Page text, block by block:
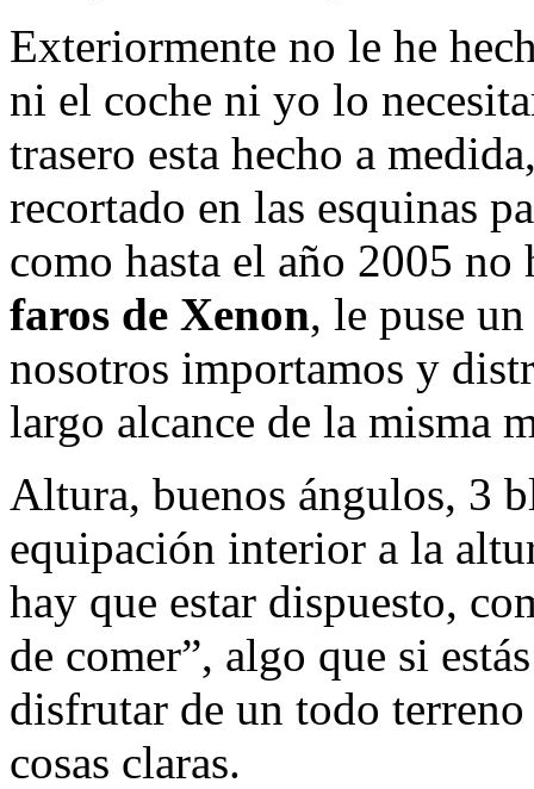
Exteriormente no le he
ni el coche ni yo lo
trasero esta hecho a
recortado en las esquinas
como hasta el año 2005
faros de Xenon, le puse
nosotros importamos y
largo alcance de la misma
Altura, buenos ángulos, 3
equipación interior a la
hay que estar dispuesto,
de comer”, algo que si
disfrutar de un todo
cosas claras.